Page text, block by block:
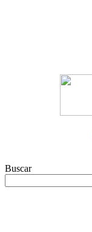
Buscar